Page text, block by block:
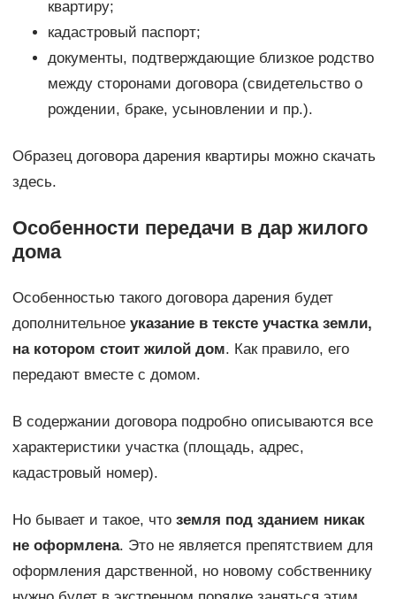
квартиру;
кадастровый паспорт;
документы, подтверждающие близкое родство
между сторонами договора (свидетельство о
рождении, браке, усыновлении и пр.).
Образец договора дарения квартиры можно скачать
здесь.
Особенности передачи в дар жилого
дома
Особенностью такого договора дарения будет
дополнительное указание в тексте участка земли,
на котором стоит жилой дом. Как правило, его
передают вместе с домом.
В содержании договора подробно описываются все
характеристики участка (площадь, адрес,
кадастровый номер).
Но бывает и такое, что земля под зданием никак
не оформлена. Это не является препятствием для
оформления дарственной, но новому собственнику